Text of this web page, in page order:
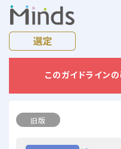
このガイドライン
旧版